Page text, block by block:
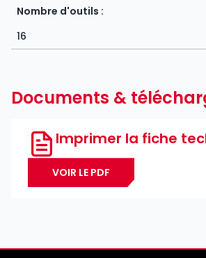
Nombre d'outils :
16
Documents &
Imprimer la fiche
VOIR LE PDF